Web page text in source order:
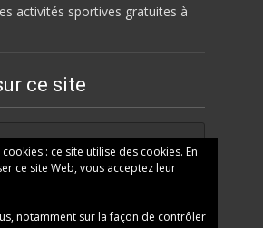
activités sportives gratuites à
ce site
: ce site utilise des cookies. En
ce site Web, vous acceptez leur
notamment sur la façon de contrôler